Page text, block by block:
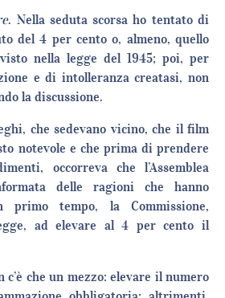
. Nella seduta scorsa ho tentato di
del 4 per cento o, almeno, quello
nella legge del 1945; poi, per
e di intolleranza creatasi, non
la discussione.
che sedevano vicino, che il film
notevole e che prima di prendere
occorreva che l’Assemblea
delle ragioni che hanno
tempo, la Commissione,
ad elevare al 4 per cento il
che un mezzo: elevare il numero